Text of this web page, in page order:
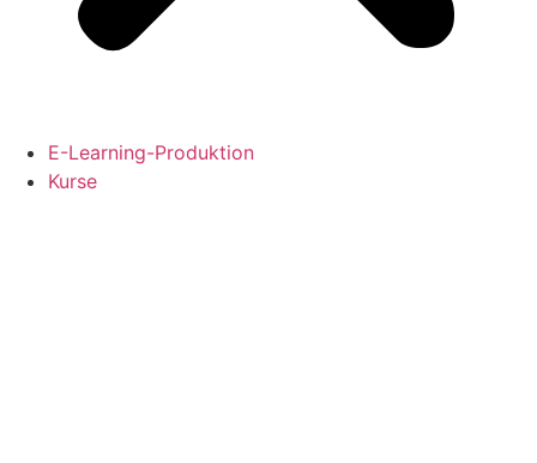
E-Learning-Produktion
Kurse